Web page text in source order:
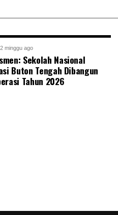
2 minggu ago
Sekolah Nasional
Buton Tengah Dibangun
Tahun 2026